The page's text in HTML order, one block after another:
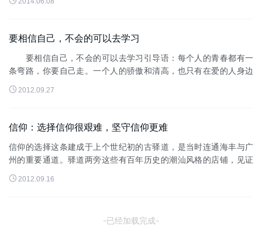
吠叫。佛祖就对白狗说：&q...
要相信自己，不会的可以去学习
要相信自己，不会的可以去学习引导语：每个人的青春都有一
条弯路，你要自己走。一个人的骄傲和清高，也只有在爱的人身边
展现不出来，这是我不得不承认的事实。为什么你会出现，没有一
丝顾虑你就这样出现，带给我...
 2012.09.27
信仰：选择信仰很艰难，坚守信仰更难
信仰的选择这条建成于上个世纪初的古驿道，是当时连通海丰与广
州的重要通道。驿道两旁这些有百年历史的潮汕风格的店铺，见证
了这里自古以来的热闹与喧嚣。80多年前，在人们的欢呼声中，这
里的楼房被刷成了红色，一...
 2012.09.16
-已经加载完成-